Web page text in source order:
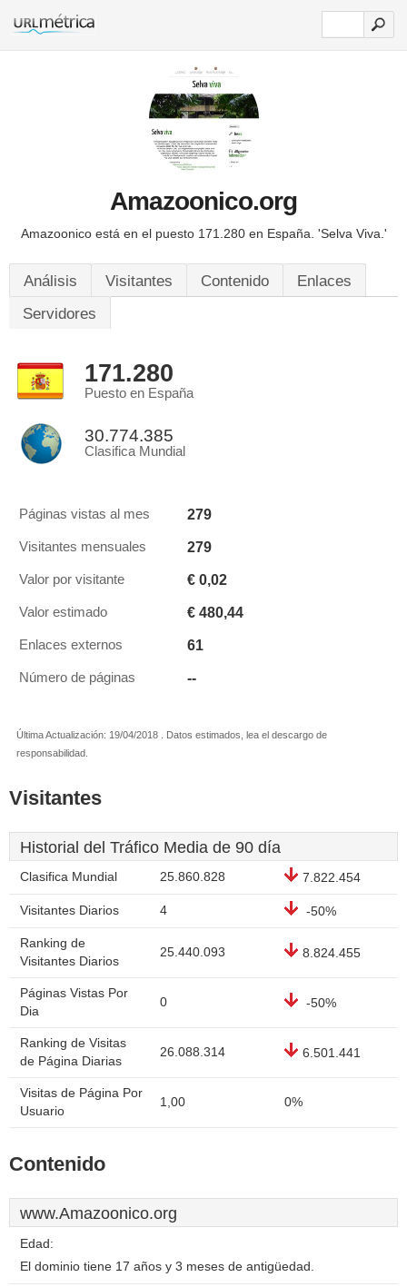
Amazoonico.org
Amazoonico está en el puesto 171.280 en España. 'Selva Viva.'
Análisis Visitantes Contenido
Enlaces
Servidores
171.280
Puesto en España
30.774.385
Clasifica Mundial
Páginas vistas al mes 279
Visitantes mensuales 279
Valor por visitante € 0,02
Valor estimado € 480,44
Enlaces externos 61
Número de páginas --
Última Actualización: 19/04/2018 . Datos estimados, lea el descargo de
responsabilidad.
Visitantes
Historial del Tráfico Media de 90 día
Clasifica Mundial 25.860.828 7.822.454
Visitantes Diarios 4 -50%
Ranking de
Visitantes Diarios
25.440.093 8.824.455
Páginas Vistas Por
Dia
0 -50%
Ranking de Visitas
de Página Diarias
26.088.314 6.501.441
Visitas de Página Por
Usuario
1,00 0%
Contenido
www.Amazoonico.org
Edad:
El dominio tiene 17 años y 3 meses de antigüedad.